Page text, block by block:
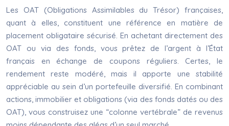
Les OAT (Obligations Assimilables du Trésor) françaises,
quant à elles, constituent une référence en matière de
placement obligataire sécurisé. En achetant directement des
OAT ou via des fonds, vous prêtez de l’argent à l’État
français en échange de coupons réguliers. Certes, le
rendement reste modéré, mais il apporte une stabilité
appréciable au sein d’un portefeuille diversifié. En combinant
actions, immobilier et obligations (via des fonds datés ou des
OAT), vous construisez une “colonne vertébrale” de revenus